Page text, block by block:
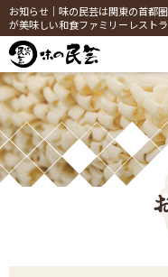
お知らせ｜味の民芸は関東の首都
が美味しい和食ファミリーレストラ